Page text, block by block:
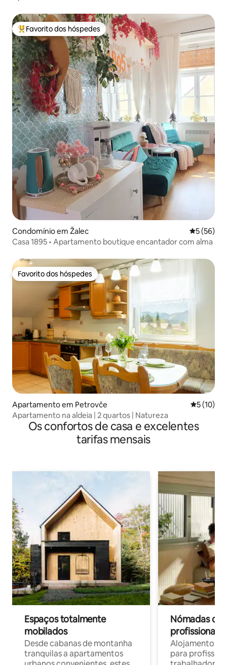
Favoritos dos hóspedes mais apreciados
Favorito dos hóspedes
Condomínio em Žalec
5 (56)
Casa 1895 • Apartamento boutique encantador com alma
Favorito dos hóspedes
Favorito dos hóspedes
Apartamento em Petrovče
5 (10)
Apartamento na aldeia | 2 quartos | Natureza
Os confortos de casa e excelentes
tarifas mensais
Espaços totalmente
mobilados
Desde cabanas de montanha
tranquilas a apartamentos
Nómadas
profissionais
Alojamentos
para